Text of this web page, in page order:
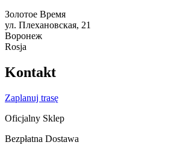
Золотое Время
ул. Плехановская, 21
Воронеж
Rosja
Kontakt
Zaplanuj trasę
Oficjalny Sklep
Bezpłatna Dostawa